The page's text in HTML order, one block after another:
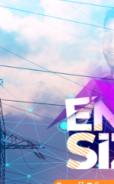
Sertifika
Yetenek
İşveren